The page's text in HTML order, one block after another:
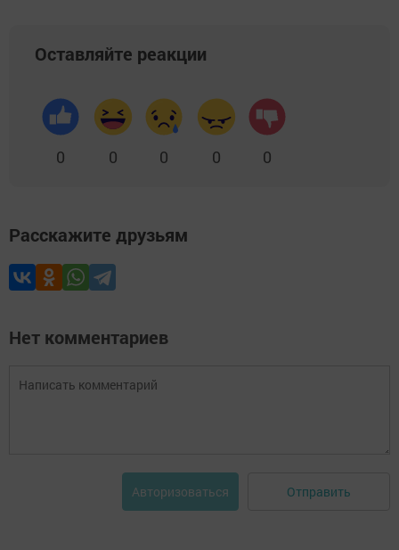
Оставляйте реакции
0 0 0 0 0
Расскажите друзьям
Нет комментариев
Авторизоваться Отправить